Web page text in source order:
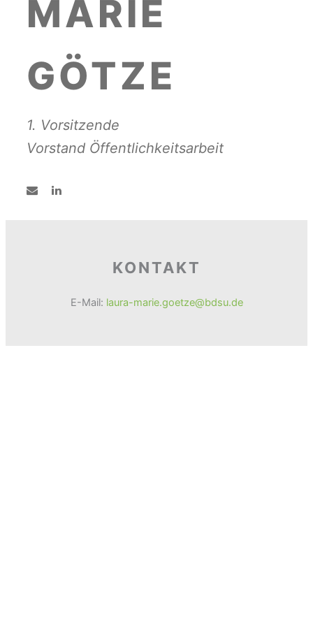
MARIE
GÖTZE
1. Vorsitzende
Vorstand Öffentlichkeitsarbeit
KONTAKT
E-Mail: laura-marie.goetze@bdsu.de